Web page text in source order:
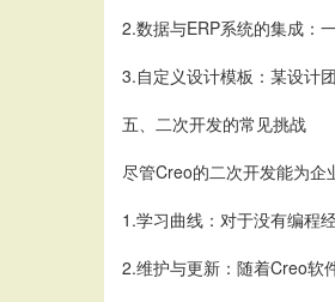
2.数据与ERP系统的集成：
3.自定义设计模板：某设计
五、二次开发的常见挑战
尽管Creo的二次开发能为企
1.学习曲线：对于没有编程
2.维护与更新：随着Creo软